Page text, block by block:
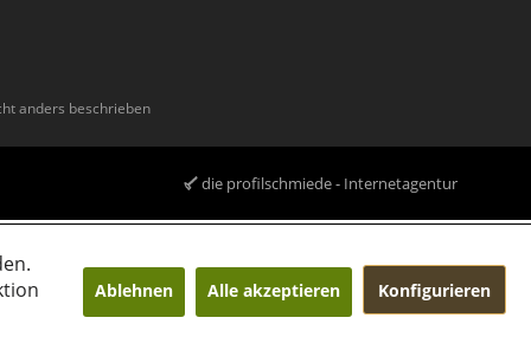
anders beschrieben
die profilschmiede - Internetagentur
Ablehnen Alle akzeptieren Konfigurieren